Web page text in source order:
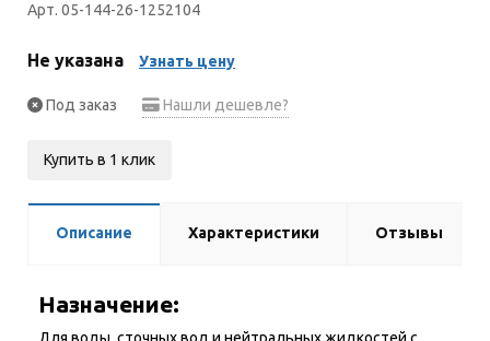
Арт. 05-144-26-1252104
Не указана Узнать цену
Под заказ Нашли дешевле?
Купить в 1 клик
Описание Характеристики Отзывы
Назначение: